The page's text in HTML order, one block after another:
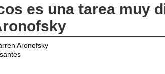
es una tarea muy
Aronofsky